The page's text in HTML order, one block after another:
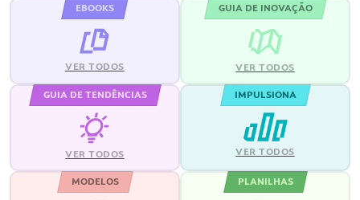
EBOOKS
VER TODOS
GUIA DE INOVAÇÃO
VER TODOS
GUIA DE TENDÊNCIAS
VER TODOS
IMPULSIONA
VER TODOS
MODELOS PLANILHAS